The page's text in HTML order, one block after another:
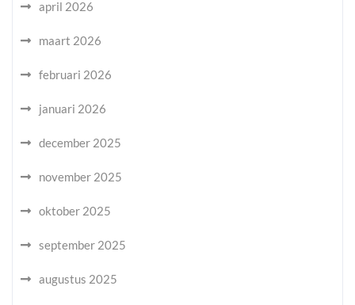
april 2026
maart 2026
februari 2026
januari 2026
december 2025
november 2025
oktober 2025
september 2025
augustus 2025